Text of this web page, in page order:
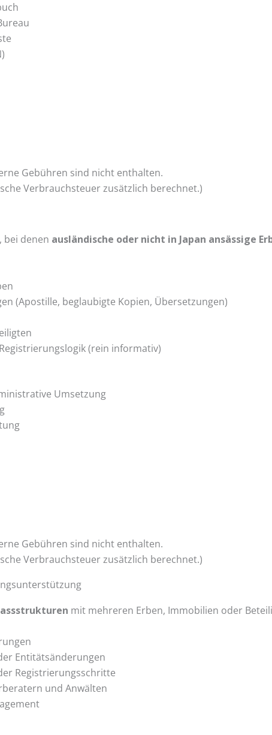
Gebühren sind nicht enthalten.
Verbrauchsteuer zusätzlich berechnet.)
bei denen ausländische oder nicht in Japan ansässige
(Apostille, beglaubigte Kopien, Übersetzungen)
(rein informativ)
Umsetzung
Gebühren sind nicht enthalten.
Verbrauchsteuer zusätzlich berechnet.)
mit mehreren Erben, Immobilien oder
Entitätsänderungen
Registrierungs­schritte
und Anwälten